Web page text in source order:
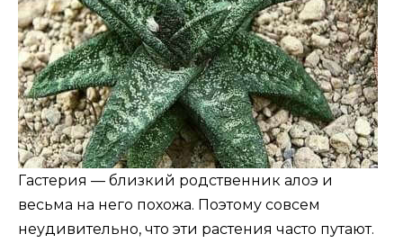
Гастерия — близкий родственник алоэ и
весьма на него похожа. Поэтому совсем
неудивительно, что эти растения часто путают.